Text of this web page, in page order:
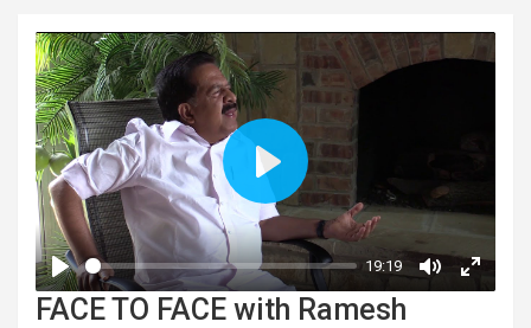
FACE TO FACE with Ramesh